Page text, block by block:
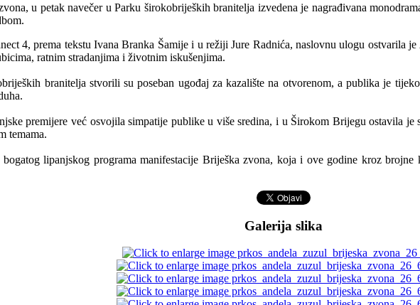
u petak navečer u Parku širokobrijeških branitelja izvedena je nagrađivana
4, prema tekstu Ivana Branka Šamije i u režiji Jure Radnića, naslovnu ulogu ostvarila
ratnim stradanjima i životnim iskušenjima.
branitelja stvorili su poseban ugođaj za kazalište na otvorenom, a publika je
premijere već osvojila simpatije publike u više sredina, i u Širokom Brijegu ostavila
temama.
lipanjskog programa manifestacije Briješka zvona, koja i ove godine kroz
Galerija slika